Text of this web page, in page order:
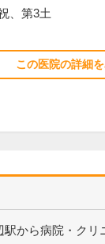
、第3土
この医院の詳細
駅から病院・クリ